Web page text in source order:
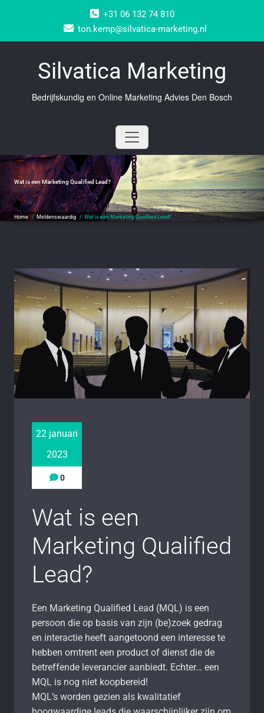
+31 06 132 74 810
ton.kemp@silvatica-marketing.nl
Silvatica Marketing
Bedrijfskundig en Online Marketing Advies Den Bosch
Wat is een Marketing Qualified Lead?
Home / Meldenswaardig / Wat is een Marketing Qualified Lead?
22 januari
2023
0
Wat is een
Marketing Qualified
Lead?
Een Marketing Qualified Lead (MQL) is een
persoon die op basis van zijn (be)zoek gedrag
en interactie heeft aangetoond een interesse te
hebben omtrent een product of dienst die de
betreffende leverancier aanbiedt. Echter… een
MQL is nog niet koopbereid!
MQL’s worden gezien als kwalitatief